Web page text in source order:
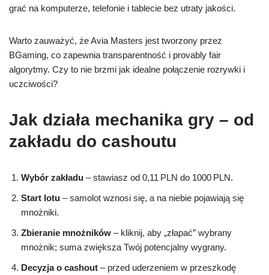
grać na komputerze, telefonie i tablecie bez utraty jakości.
Warto zauważyć, że Avia Masters jest tworzony przez
BGaming, co zapewnia transparentność i provably fair
algorytmy. Czy to nie brzmi jak idealne połączenie rozrywki i
uczciwości?
Jak działa mechanika gry – od
zakładu do cashoutu
Wybór zakładu – stawiasz od 0,11 PLN do 1000 PLN.
Start lotu – samolot wznosi się, a na niebie pojawiają się
mnożniki.
Zbieranie mnożników – kliknij, aby „złapać” wybrany
mnożnik; suma zwiększa Twój potencjalny wygrany.
Decyzja o cashout – przed uderzeniem w przeszkodę